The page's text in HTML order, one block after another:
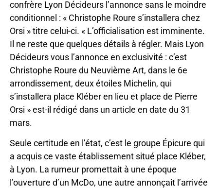
confrère Lyon Décideurs l’annonce sans le moindre
conditionnel : « Christophe Roure s’installera chez
Orsi » titre celui-ci. « L’officialisation est imminente.
Il ne reste que quelques détails à régler. Mais Lyon
Décideurs vous l’annonce en exclusivité : c’est
Christophe Roure du Neuvième Art, dans le 6e
arrondissement, deux étoiles Michelin, qui
s’installera place Kléber en lieu et place de Pierre
Orsi » est-il rédigé dans un article en date du 31
mars.
Seule certitude en l’état, c’est le groupe Épicure qui
a acquis ce vaste établissement situé place Kléber,
à Lyon. La rumeur promettait à une époque
l’ouverture d’un McDo, une autre annonçait l’arrivée